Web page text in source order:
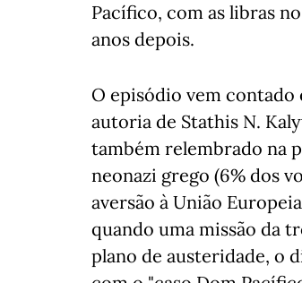
Pacífico, com as libras
anos depois.
O episódio vem contado
autoria de Stathis N.
também relembrado na
neonazi grego (6% dos
aversão à União
quando uma missão da
plano de austeridade, o